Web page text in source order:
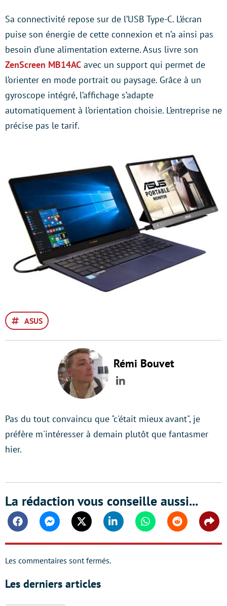
Sa connectivité repose sur de l’USB Type-C. L’écran
puise son énergie de cette connexion et n’a ainsi pas
besoin d’une alimentation externe. Asus livre son
ZenScreen MB14AC avec un support qui permet de
l’orienter en mode portrait ou paysage. Grâce à un
gyroscope intégré, l’affichage s’adapte
automatiquement à l’orientation choisie. L’entreprise ne
précise pas le tarif.
ASUS
Rémi Bouvet
LinkedIn
Pas du tout convaincu que "c'était mieux avant", je
préfère m'intéresser à demain plutôt que fantasmer
hier.
La rédaction vous conseille aussi...
FacebookMessengerTwitter Linkedin WhatsappReddit
Les commentaires sont fermés.
Les derniers articles